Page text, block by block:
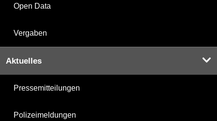
Open Data
Vergaben
Aktuelles
Pressemitteilungen
Polizeimeldungen